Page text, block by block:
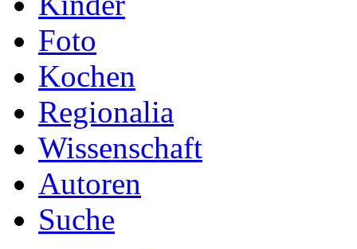
Foto
Kochen
Regionalia
Wissenschaft
Autoren
Suche